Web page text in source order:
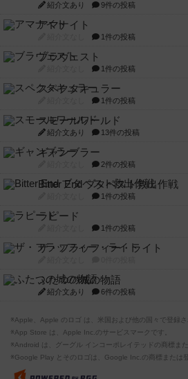
紹介文あり 9件の投稿
アマナイト
1件の投稿
ブラヴェスト
1件の投稿
スペクタキュラー
1件の投稿
スモールワールド
紹介文あり 13件の投稿
ギャンブラー
2件の投稿
Bitter End ブタペスト救出作戦
1件の投稿
ラピード
1件の投稿
ザ・フラッフィー・ライト
ふたつの城の物語
紹介文あり 6件の投稿
※Apple、Apple のロゴ は、米国および他の国々で登録
※App Store は、Apple Inc.のサービスマークです。
※Android は、グーグル インコーポレイテッドの商標また
※Google Play とそのロゴは、Google Inc.の商標または